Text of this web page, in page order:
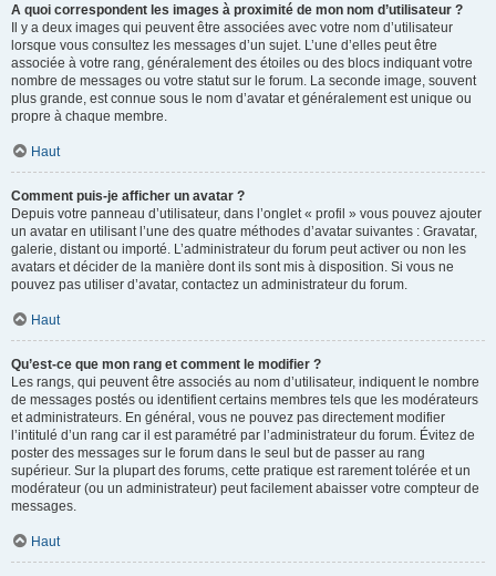
A quoi correspondent les images à proximité de mon nom d’utilisateur ?
Il y a deux images qui peuvent être associées avec votre nom d’utilisateur
lorsque vous consultez les messages d’un sujet. L’une d’elles peut être
associée à votre rang, généralement des étoiles ou des blocs indiquant votre
nombre de messages ou votre statut sur le forum. La seconde image, souvent
plus grande, est connue sous le nom d’avatar et généralement est unique ou
propre à chaque membre.
Haut
Comment puis-je afficher un avatar ?
Depuis votre panneau d’utilisateur, dans l’onglet « profil » vous pouvez ajouter
un avatar en utilisant l’une des quatre méthodes d’avatar suivantes : Gravatar,
galerie, distant ou importé. L’administrateur du forum peut activer ou non les
avatars et décider de la manière dont ils sont mis à disposition. Si vous ne
pouvez pas utiliser d’avatar, contactez un administrateur du forum.
Haut
Qu’est-ce que mon rang et comment le modifier ?
Les rangs, qui peuvent être associés au nom d’utilisateur, indiquent le nombre
de messages postés ou identifient certains membres tels que les modérateurs
et administrateurs. En général, vous ne pouvez pas directement modifier
l’intitulé d’un rang car il est paramétré par l’administrateur du forum. Évitez de
poster des messages sur le forum dans le seul but de passer au rang
supérieur. Sur la plupart des forums, cette pratique est rarement tolérée et un
modérateur (ou un administrateur) peut facilement abaisser votre compteur de
messages.
Haut